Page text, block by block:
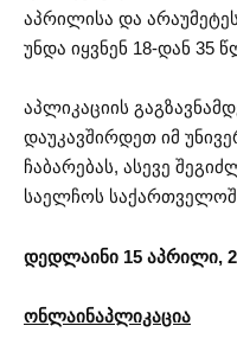
აპრილისა და
უნდა იყვნენ 18-დან 35
აპლიკაციის
დაუკავშირდეთ იმ
ჩაბარებას, ასევე
საელჩოს
დედლაინი 15 აპრილი,
ონლაინაპლიკაცია